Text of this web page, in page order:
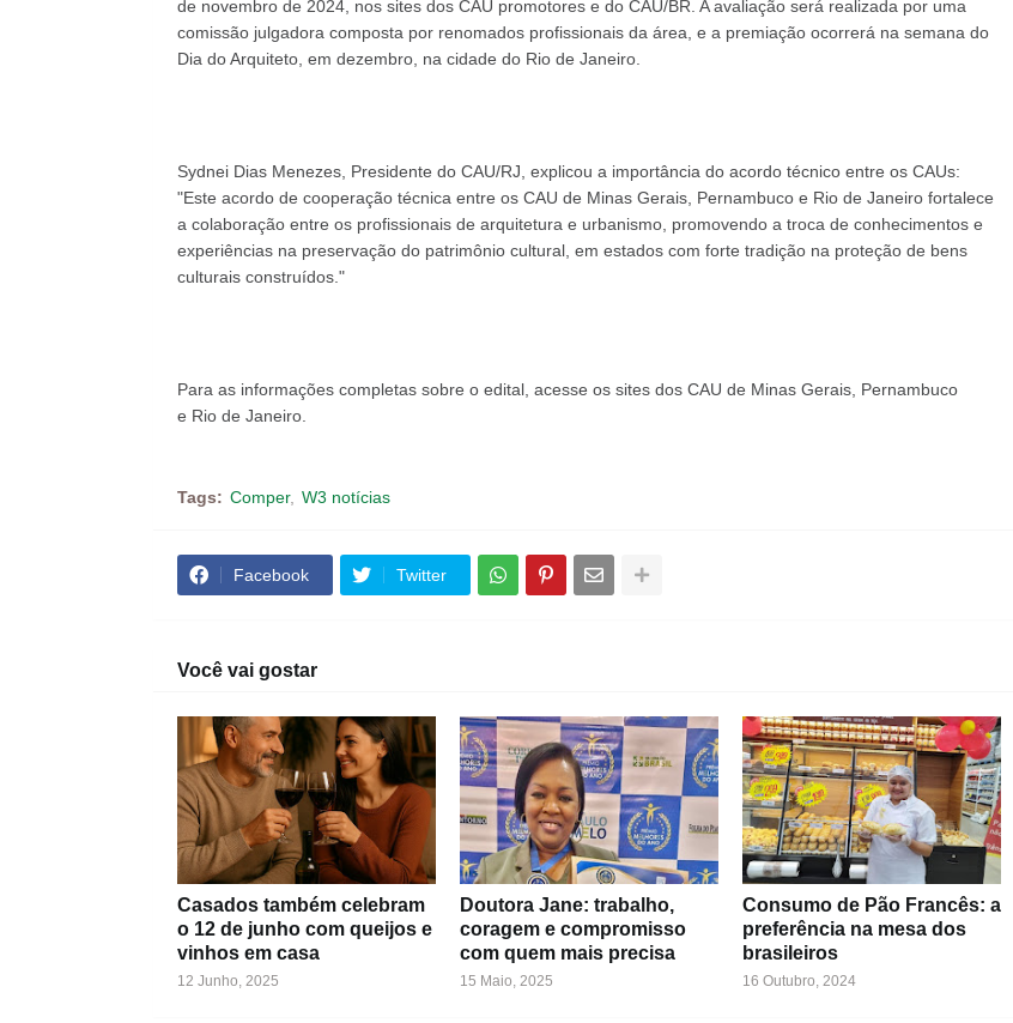
de novembro de 2024, nos sites dos CAU promotores e do CAU/BR. A avaliação será realizada por uma
comissão julgadora composta por renomados profissionais da área, e a premiação ocorrerá na semana do
Dia do Arquiteto, em dezembro, na cidade do Rio de Janeiro.
Sydnei Dias Menezes, Presidente do CAU/RJ, explicou a importância do acordo técnico entre os CAUs:
"Este acordo de cooperação técnica entre os CAU de Minas Gerais, Pernambuco e Rio de Janeiro fortalece
a colaboração entre os profissionais de arquitetura e urbanismo, promovendo a troca de conhecimentos e
experiências na preservação do patrimônio cultural, em estados com forte tradição na proteção de bens
culturais construídos."
Para as informações completas sobre o edital, acesse os sites dos CAU de Minas Gerais, Pernambuco
e Rio de Janeiro.
Tags: Comper W3 notícias
Facebook Twitter
Você vai gostar
Casados também celebram
o 12 de junho com queijos e
vinhos em casa
12 Junho, 2025
Doutora Jane: trabalho,
coragem e compromisso
com quem mais precisa
15 Maio, 2025
Consumo de Pão Francês: a
preferência na mesa dos
brasileiros
16 Outubro, 2024